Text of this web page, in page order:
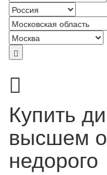
Купить
высшем
недорого